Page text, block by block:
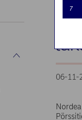
06-11-
7